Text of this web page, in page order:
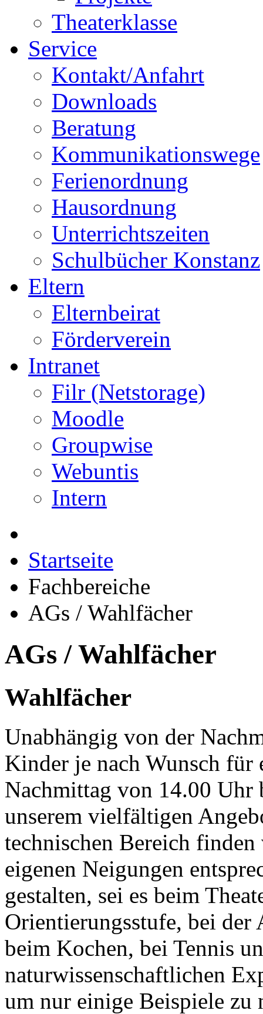
Theaterklasse
Service
Kontakt/Anfahrt
Downloads
Beratung
Kommunikationswege
Ferienordnung
Hausordnung
Unterrichtszeiten
Schulbücher Konstanz
Eltern
Elternbeirat
Förderverein
Intranet
Filr (Netstorage)
Moodle
Groupwise
Webuntis
Intern
Startseite
Fachbereiche
AGs / Wahlfächer
AGs / Wahlfächer
Wahlfächer
Unabhängig von der
Kinder je nach Wunsch für
Nachmittag von 14.00
unserem vielfältigen
technischen Bereich
eigenen Neigungen
gestalten, sei es beim
Orientierungsstufe, bei
beim Kochen, bei Tennis
naturwissenschaftlichen
um nur einige Beispiele zu